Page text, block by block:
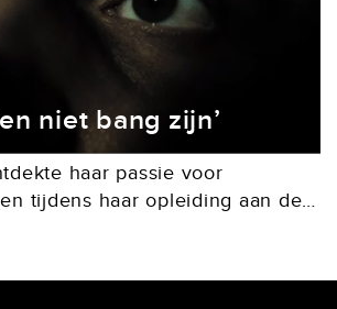
niet bang zijn’
haar passie voor
tijdens haar opleiding aan de
in fictievorm verhalen...